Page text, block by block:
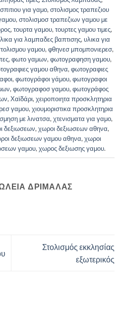
για γαμο,στολισμος τραπεζιου
,στολισμοσ τραπεζιων γαμου με
,τουρτα γαμου,τουρτες γαμου τιμες,
για λαμπαδες βαπτισης,υλικα για
γαμου,φθηνεσ μπομπονιερεσ,
,φωτο γαμων,φωτογραφηση γαμου,
γαμου αθηνα,φωτογραφιες
,φωτογράφοι γάμου,φωτογραφοι
,φωτογραφοσ γαμου,φωτογράφος
,Χαϊδάρι,χειροποιητα προσκλητηρια
γαμου,χιουμοριστικα προσκλητηρια
με λινατσα,χτενισματα για γαμο,
δεξιωσεων,χωροι δεξιωσεων αθηνα,
δεξιωσεων γαμου αθηνα,χωροι
γαμου,χωρος δεξιωσης γαμου.
ΔΡΙΜΆΛΑΣ
Στολισμός εκκλησίας
εξωτερικός